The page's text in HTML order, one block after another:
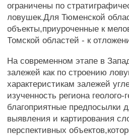
ограничены по
ловушек.Для Тюменской
объекты,приуроченные к
Томской областей - к
На современном этапе в
залежей как по строению
характеристикам залежей
изученность региона
благоприятные предпосылки
выявления и картирования
перспективных